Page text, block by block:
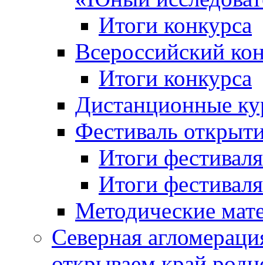
Итоги конкурса
Всероссийский
Итоги конкурса
Дистанционные
Фестиваль
Итоги
Итоги
Методические
Северная